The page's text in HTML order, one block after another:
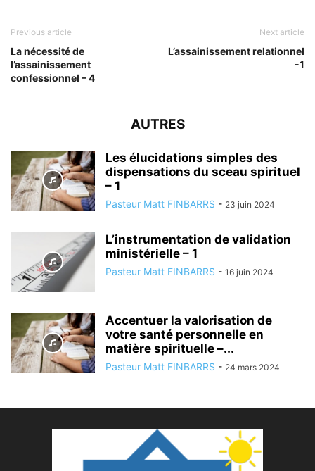
Previous article
La nécessité de
l’assainissement
confessionnel – 4
Next article
L’assainissement relationnel
-1
AUTRES
Les élucidations simples des
dispensations du sceau spirituel
– 1
Pasteur Matt FINBARRS - 23 juin 2024
L’instrumentation de validation
ministérielle – 1
Pasteur Matt FINBARRS - 16 juin 2024
Accentuer la valorisation de
votre santé personnelle en
matière spirituelle –...
Pasteur Matt FINBARRS - 24 mars 2024